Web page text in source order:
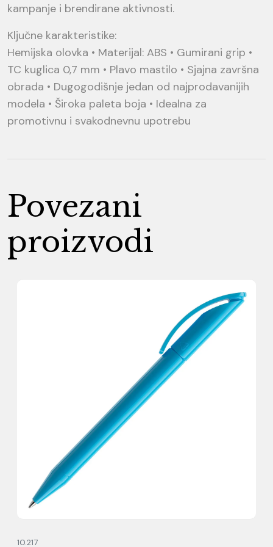
kampanje i brendirane aktivnosti.
Ključne karakteristike:
Hemijska olovka • Materijal: ABS • Gumirani grip •
TC kuglica 0,7 mm • Plavo mastilo • Sjajna završna
obrada • Dugogodišnje jedan od najprodavanijih
modela • Široka paleta boja • Idealna za
promotivnu i svakodnevnu upotrebu
Povezani
proizvodi
10.217